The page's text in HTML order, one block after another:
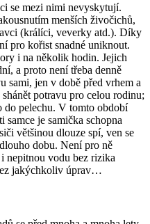
se mezi nimi nevyskytují.
menších živočichů,
(králíci, veverky atd.). Díky
pro kořist snadné uniknout.
i na několik hodin. Jejich
a proto není třeba denně
sami, jen v době před vrhem a
potravu pro celou rodinu;
do pelechu. V tomto období
samce je samička schopna
většinou dlouze spí, ven se
dobu. Není pro ně
nepitnou vodu bez rizika
jakýchkoliv úprav…